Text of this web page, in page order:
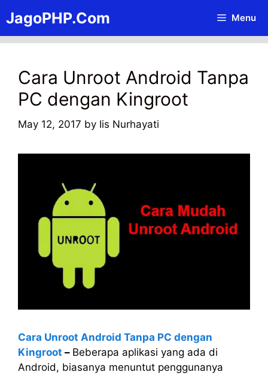
to
content
JagoPHP.Com Menu
Cara Unroot Android Tanpa
PC dengan Kingroot
May 12, 2017 by Iis Nurhayati
Cara Unroot Android Tanpa PC dengan
Kingroot – Beberapa aplikasi yang ada di
Android, biasanya menuntut penggunanya